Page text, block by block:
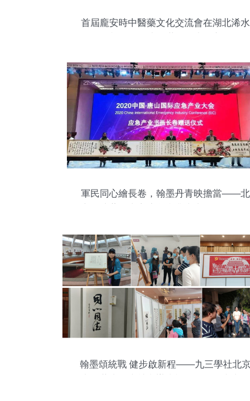
首屆龐安時中醫藥文化交流會在湖北浠水
軍民同心繪長卷，翰墨丹青映擔當——北
翰墨頌統戰 健步啟新程——九三學社北